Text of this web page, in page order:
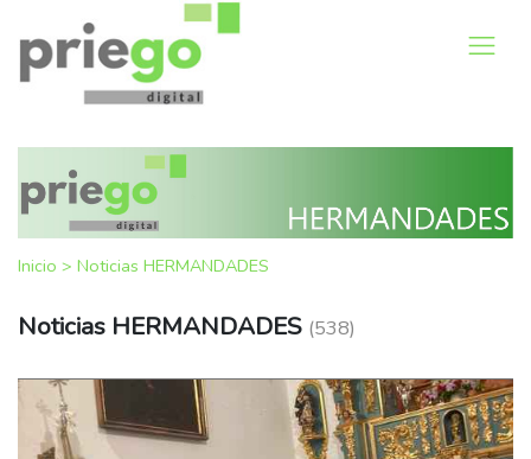
Inicio > Noticias HERMANDADES
Noticias HERMANDADES (538)